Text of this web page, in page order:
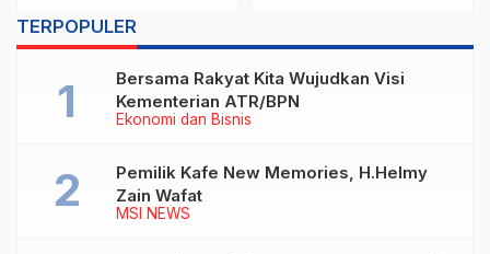
TERPOPULER
Ekonomi dan Bisnis
Bersama Rakyat Kita Wujudkan Visi
Kementerian ATR/BPN
MSI NEWS
Pemilik Kafe New Memories, H.Helmy
Zain Wafat